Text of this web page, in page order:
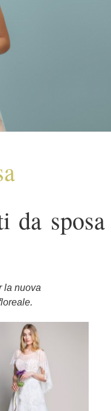
da sposa
la nuova